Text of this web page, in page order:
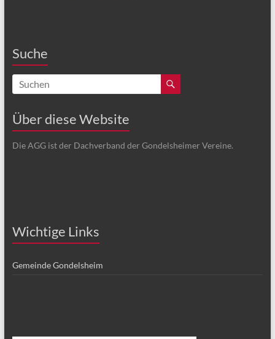
Suche
Über diese Website
Die AGG ist der Dachverband der Gondelsheimer Vereine.
Wichtige Links
Gemeinde Gondelsheim